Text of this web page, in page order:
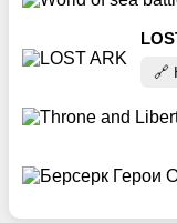
🔗‍️